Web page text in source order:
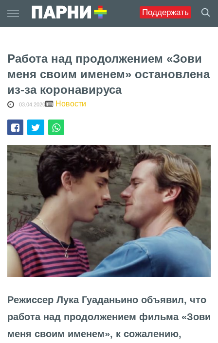
Поддержать
to
content
Работа над продолжением «Зови
меня своим именем» остановлена
из-за коронавируса
03.04.2020 Новости
Режиссер Лука Гуаданьино объявил, что
работа над продолжением фильма «Зови
меня своим именем», к сожалению,